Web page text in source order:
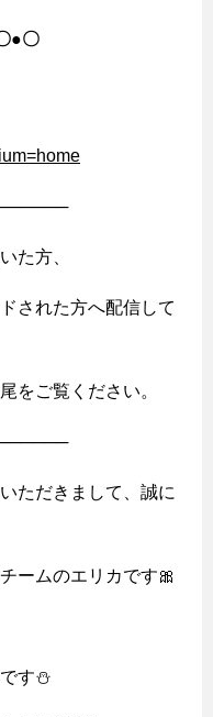
●〇
た方、
された方へ配信して
をご覧ください。
ただきまして、誠に
ームのエリカです🎀
す⛄